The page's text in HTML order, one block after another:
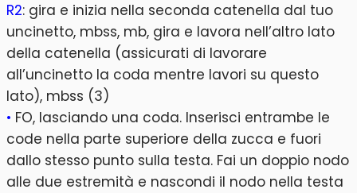
R2: gira e inizia nella seconda catenella dal tuo
uncinetto, mbss, mb, gira e lavora nell’altro lato
della catenella (assicurati di lavorare
all’uncinetto la coda mentre lavori su questo
lato), mbss (3)
• FO, lasciando una coda. Inserisci entrambe le
code nella parte superiore della zucca e fuori
dallo stesso punto sulla testa. Fai un doppio nodo
alle due estremità e nascondi il nodo nella testa